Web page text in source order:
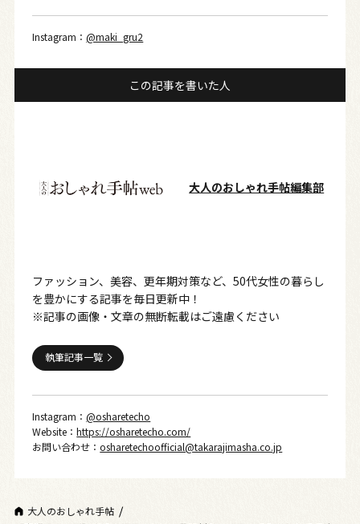
Instagram：@maki_gru2
この記事を書いた人
大人のおしゃれ手帖編集部
ファッション、美容、更年期対策など、50代女性の暮らし
を豊かにする記事を毎日更新中！
※記事の画像・文章の無断転載はご遠慮ください
執筆記事一覧
Instagram：@osharetecho
Website：https://osharetecho.com/
お問い合わせ：osharetechoofficial@takarajimasha.co.jp
大人のおしゃれ手帖